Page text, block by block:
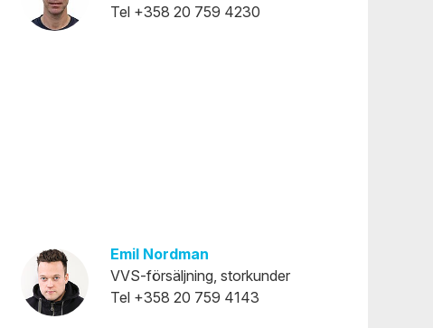
Tel +358 20 759 4230
Emil Nordman
VVS-försäljning, storkunder
Tel +358 20 759 4143